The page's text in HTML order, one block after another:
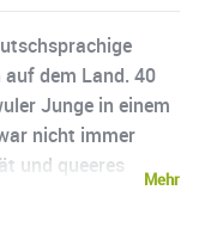
dem Land. 40
Junge in einem
nicht immer
und queeres
Mehr